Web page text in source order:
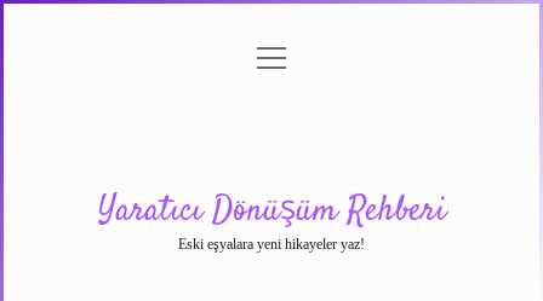
menüyü
Yaratıcı Dönüşüm Rehberi
Eski eşyalara yeni hikayeler yaz!